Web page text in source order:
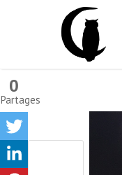
0
Partages